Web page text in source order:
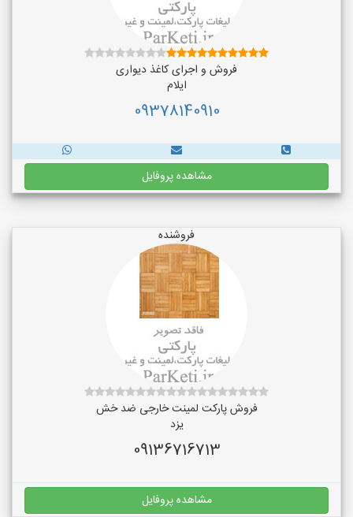
فروش و اجرای کاغذ دیواری
ایلام
09378140910
مشاهده پروفایل
فروشنده
فروش پارکت لمینت خارجی ضد خش
یزد
09136716713
مشاهده پروفایل